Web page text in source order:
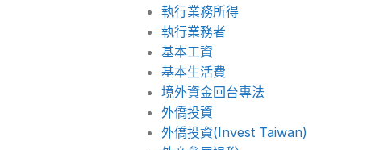
執行業務所得
執行業務者
基本工資
基本生活費
境外資金回台專法
外僑投資
外僑投資(Invest Taiwan)